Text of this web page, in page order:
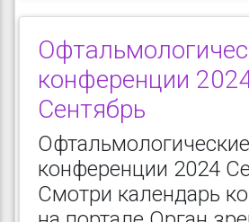
конференции
Сентябрь
Офтальмологические
конференции 2024
Смотри календарь